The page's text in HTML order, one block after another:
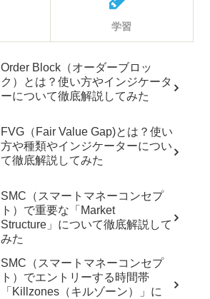
学習
Order Block（オーダーブロッ
ク）とは？使い方やインジケータ
ーについて徹底解説してみた
FVG（Fair Value Gap)とは？使い
方や種類やインジケーターについ
て徹底解説してみた
SMC（スマートマネーコンセプ
ト）で重要な「Market
Structure」について徹底解説して
みた
SMC（スマートマネーコンセプ
ト）でエントリーする時間帯
「Killzones（キルゾーン）」に